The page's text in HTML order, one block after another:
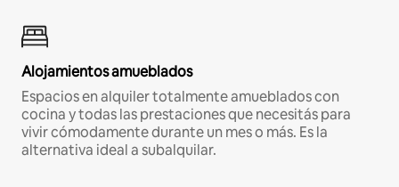
Alojamientos amueblados
Espacios en alquiler totalmente amueblados con
cocina y todas las prestaciones que necesitás para
vivir cómodamente durante un mes o más. Es la
alternativa ideal a subalquilar.